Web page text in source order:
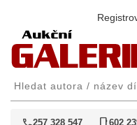
257 328 547 602